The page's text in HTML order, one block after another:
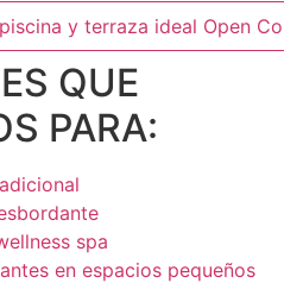
y terraza ideal Open
QUE
PARA:
spa
en espacios pequeños